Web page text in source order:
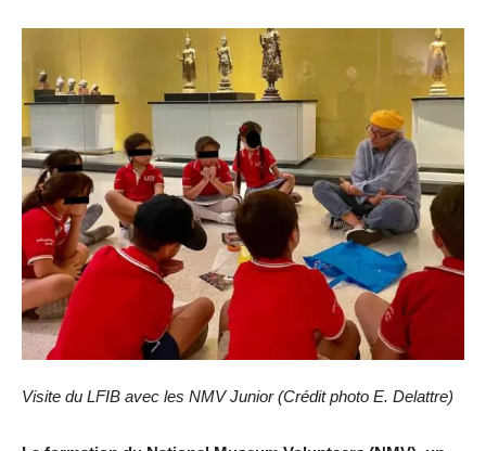
Visite du LFIB avec les NMV Junior (Crédit photo E. Delattre)